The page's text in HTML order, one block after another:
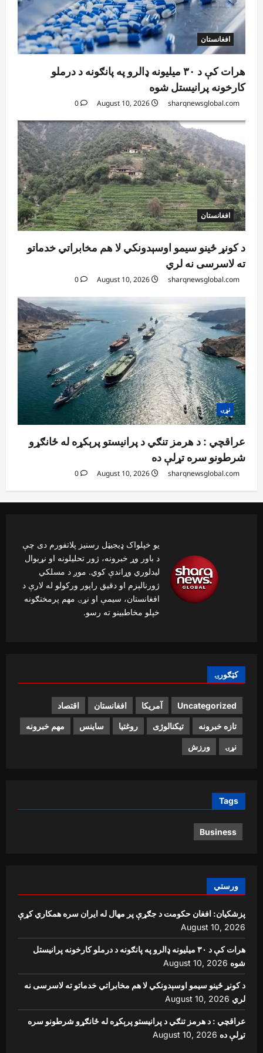
افغانستان
هرات کې د ۳۰ میلیونه ډالرو په پانګونه د درملو
کارخونه پرانیستل شوه
sharqnewsglobal.com
0
افغانستان
د کونړ ځینو سیمو اوسېدونکي لا هم مخابراتي خدماتو
ته لاسرسی نه لري
sharqnewsglobal.com
0
نړۍ
عراقچي : د هرمز تنګي د پرانیستو پرېکړه له ځانګړو
شرطونو سره تړلې ده
sharqnewsglobal.com
0
یو خپلواک ډیجیټل رسنیز پلاتفورم دی چې
د باور وړ خبرونه، ژور تحلیلونه او نړیوال
لیدلوري وړاندې کوي. موږ د مسلکي
ژورنالېزم او دقیق راپور ورکولو له لارې د
افغانستان، سیمې او نړۍ مهم پرمختګونه
خپلو مخاطبینو ته رسو.
کټګورۍ
Uncategorized آمریکا افغانستان اقتصاد
تازه خبرونه تیکنالوژی روغتیا ساینس مهم خبرونه
نړۍ ورزش
Tags
Business
ورستي
پزشکیان: افغان حکومت د جګړې پر مهال له ایران سره همکاري کړې
August 10, 2026
هرات کې د ۳۰ میلیونه ډالرو په پانګونه د درملو کارخونه پرانیستل
شوه August 10, 2026
د کونړ ځینو سیمو اوسېدونکي لا هم مخابراتي خدماتو ته لاسرسی نه
لري August 10, 2026
عراقچي : د هرمز تنګي د پرانیستو پرېکړه له ځانګړو شرطونو سره
تړلې ده August 10, 2026